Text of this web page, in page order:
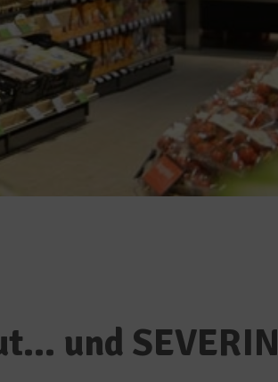
und SEVERIN